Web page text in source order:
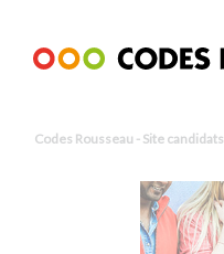
Codes Rousseau - Site candidats